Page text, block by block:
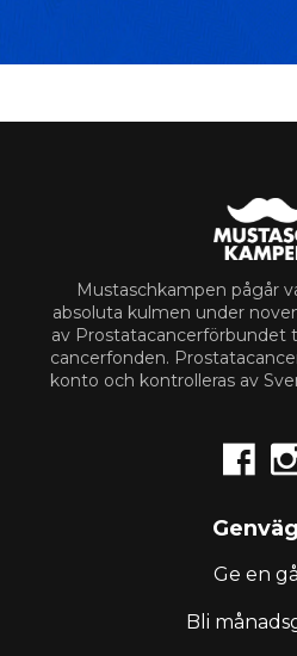
Mustaschkampen pågår
absoluta kulmen under
av
cancerfonden.
konto och kontrolleras av

Ge en
Bli